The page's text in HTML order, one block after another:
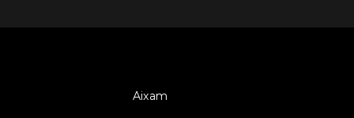
Aixam